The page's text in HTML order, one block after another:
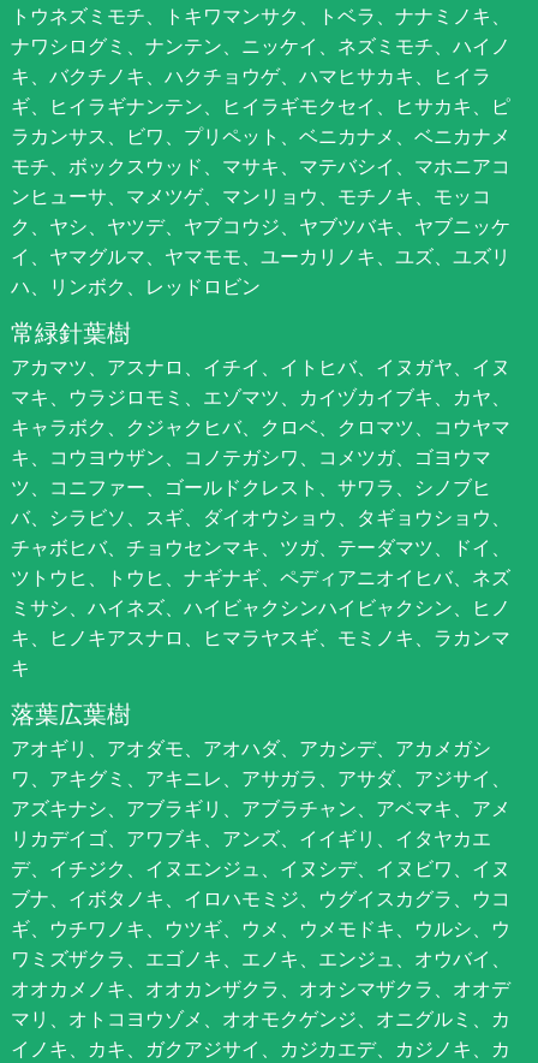
トウネズミモチ、トキワマンサク、トベラ、ナナミノキ、
ナワシログミ、ナンテン、ニッケイ、ネズミモチ、ハイノ
キ、バクチノキ、ハクチョウゲ、ハマヒサカキ、ヒイラ
ギ、ヒイラギナンテン、ヒイラギモクセイ、ヒサカキ、ピ
ラカンサス、ビワ、プリペット、ベニカナメ、ベニカナメ
モチ、ボックスウッド、マサキ、マテバシイ、マホニアコ
ンヒューサ、マメツゲ、マンリョウ、モチノキ、モッコ
ク、ヤシ、ヤツデ、ヤブコウジ、ヤブツバキ、ヤブニッケ
イ、ヤマグルマ、ヤマモモ、ユーカリノキ、ユズ、ユズリ
ハ、リンボク、レッドロビン
常緑針葉樹
アカマツ、アスナロ、イチイ、イトヒバ、イヌガヤ、イヌ
マキ、ウラジロモミ、エゾマツ、カイヅカイブキ、カヤ、
キャラボク、クジャクヒバ、クロベ、クロマツ、コウヤマ
キ、コウヨウザン、コノテガシワ、コメツガ、ゴヨウマ
ツ、コニファー、ゴールドクレスト、サワラ、シノブヒ
バ、シラビソ、スギ、ダイオウショウ、タギョウショウ、
チャボヒバ、チョウセンマキ、ツガ、テーダマツ、ドイ、
ツトウヒ、トウヒ、ナギナギ、ペディアニオイヒバ、ネズ
ミサシ、ハイネズ、ハイビャクシンハイビャクシン、ヒノ
キ、ヒノキアスナロ、ヒマラヤスギ、モミノキ、ラカンマ
キ
落葉広葉樹
アオギリ、アオダモ、アオハダ、アカシデ、アカメガシ
ワ、アキグミ、アキニレ、アサガラ、アサダ、アジサイ、
アズキナシ、アブラギリ、アブラチャン、アベマキ、アメ
リカデイゴ、アワブキ、アンズ、イイギリ、イタヤカエ
デ、イチジク、イヌエンジュ、イヌシデ、イヌビワ、イヌ
ブナ、イボタノキ、イロハモミジ、ウグイスカグラ、ウコ
ギ、ウチワノキ、ウツギ、ウメ、ウメモドキ、ウルシ、ウ
ワミズザクラ、エゴノキ、エノキ、エンジュ、オウバイ、
オオカメノキ、オオカンザクラ、オオシマザクラ、オオデ
マリ、オトコヨウゾメ、オオモクゲンジ、オニグルミ、カ
イノキ、カキ、ガクアジサイ、カジカエデ、カジノキ、カ